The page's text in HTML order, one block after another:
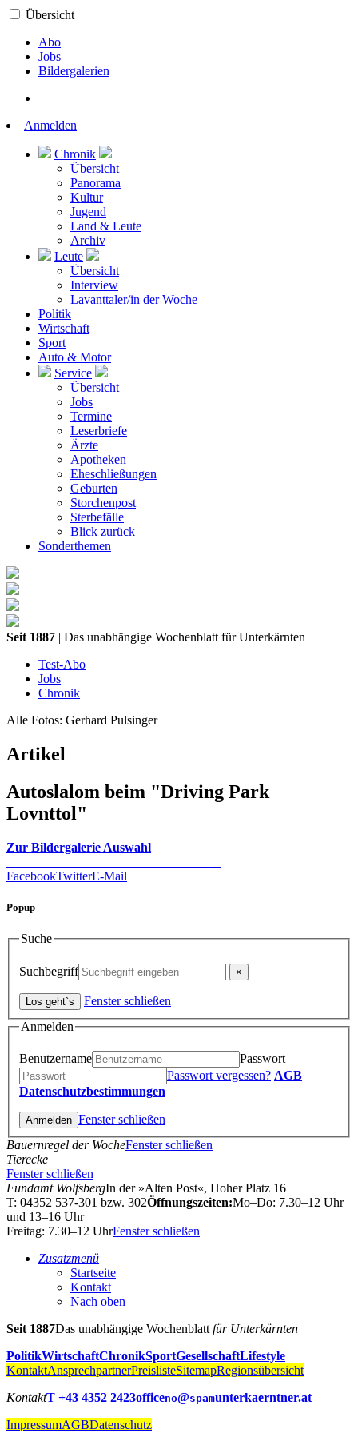
Übersicht
Abo
Jobs
Bildergalerien
Anmelden
Chronik
Übersicht
Panorama
Kultur
Jugend
Land & Leute
Archiv
Leute
Übersicht
Interview
Lavanttaler/in der Woche
Politik
Wirtschaft
Sport
Auto & Motor
Service
Übersicht
Jobs
Termine
Leserbriefe
Ärzte
Apotheken
Eheschließungen
Geburten
Storchenpost
Sterbefälle
Blick zurück
Sonderthemen
Seit 1887 | Das unabhängige Wochenblatt für Unterkärnten
Test-Abo
Jobs
Chronik
Alle Fotos: Gerhard Pulsinger
Artikel
Autoslalom beim "Driving Park
Lovnttol"
Zur Bildergalerie Auswahl
FacebookTwitterE-Mail
Popup
Suche
Suchbegriff
Fenster schließen
Anmelden
Benutzername
Passwort
Passwort vergessen? AGB
Datenschutzbestimmungen
Fenster schließen
Bauernregel der WocheFenster schließen
Tierecke
Fenster schließen
Fundamt WolfsbergIn der »Alten Post«, Hoher Platz 16
T: 04352 537-301 bzw. 302Öffnungszeiten:Mo–Do: 7.30–12 Uhr
und 13–16 Uhr
Freitag: 7.30–12 UhrFenster schließen
Zusatzmenü
Startseite
Kontakt
Nach oben
Seit 1887Das unabhängige Wochenblatt für Unterkärnten
PolitikWirtschaftChronikSportGesellschaftLifestyle
KontaktAnsprechpartnerPreislisteSitemapRegionsübersicht
KontaktT +43 4352 2423officeno@spamunterkaerntner.at
ImpressumAGBDatenschutz